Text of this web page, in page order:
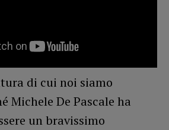
di cui noi siamo
Michele De Pascale ha
un bravissimo